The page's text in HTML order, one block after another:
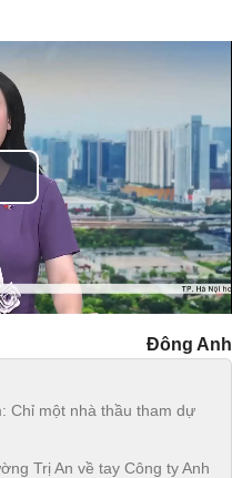
Đông Anh
Chỉ một nhà thầu tham dự
Trị An về tay Công ty Anh